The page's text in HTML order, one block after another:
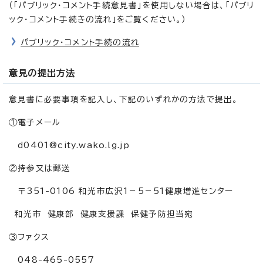
（「パブリック・コメント手続意見書」を使用しない場合は、「パブリ
ック・コメント手続きの流れ」をご覧ください。）
パブリック・コメント手続の流れ
意見の提出方法
意見書に必要事項を記入し、下記のいずれかの方法で提出。
①電子メール
d0401@city.wako.lg.jp
②持参又は郵送
〒351-0106 和光市広沢1－5－51健康増進センター
和光市 健康部 健康支援課 保健予防担当宛
③ファクス
048-465-0557